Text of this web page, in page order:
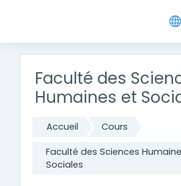
Faculté des
Humaines et
Accueil Cours
Faculté des Sciences
Sociales